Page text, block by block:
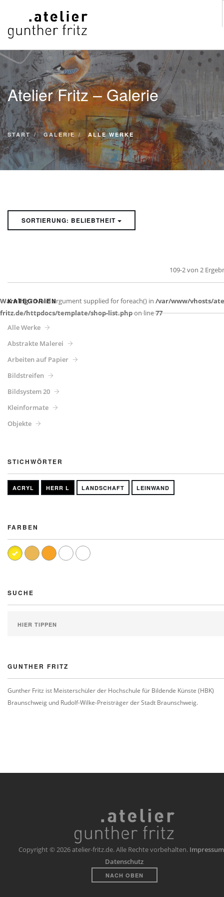
START
WERKE
VITA
KONTAKT
GALERIE
SUCHE
Atelier Fritz – Galerie
START GALERIE ALLE WERKE
SORTIERUNG: BELIEBTHEIT
109-2 von 2
Warning: Invalid argument supplied for foreach() in /var/www/vhosts/
fritz.de/httpdocs/template/shop-list.phpon line77
KATEGORIEN
Alle Werke
Abstrakte Malerei
Arbeiten auf Papier
Bildstreifen
Bildsystem 20
Kleinformate
Objekte
STICHWÖRTER
ACRYL HERR L LANDSCHAFT LEINWAND
FARBEN
SUCHE
GUNTHER FRITZ
Gunther Fritz ist Meisterschüler der Hochschule für Bildende Künste (HBK)
Braunschweig und Rudolf-Wilke-Preisträger der Stadt Braunschweig.
Copyright © 2026 atelier-fritz.de. Alle Rechte vorbehalten.
Datenschutz
NACH OBEN